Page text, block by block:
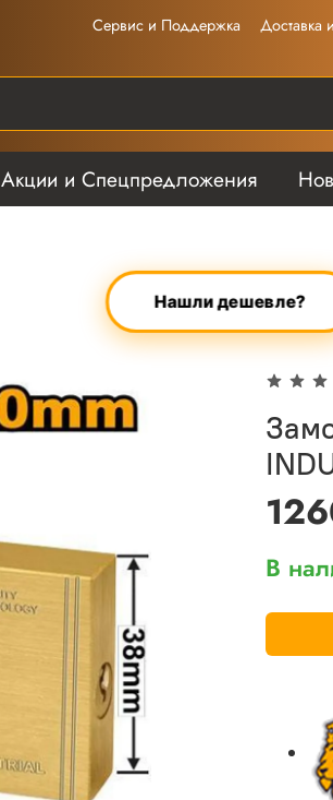
Сервис и Поддержка Доставка
Акции и Спецпредложения
Нашли дешевле?
В